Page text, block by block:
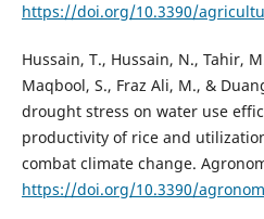
https://doi.org/10.3390/
Hussain, T., Hussain, N., Tahir,
Maqbool, S., Fraz Ali, M., &
drought stress on water use
productivity of rice and
combat climate change.
https://doi.org/10.3390/